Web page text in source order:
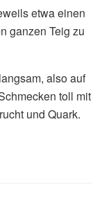
etwa einen
ganzen Teig zu
also auf
toll mit
und Quark.